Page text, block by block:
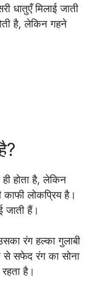
धातुएँ मिलाई जाती
है, लेकिन गहने
होता है, लेकिन
लोकप्रिय है।
जाती हैं।
रंग हल्का गुलाबी
से सफेद रंग का सोना
है।